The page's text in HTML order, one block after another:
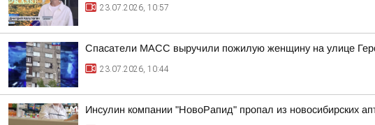
23.07.2026, 10:57
Спасатели МАСС выручили пожилую женщину на улице
23.07.2026, 10:44
Инсулин компании "НовоРапид" пропал из новосибирских